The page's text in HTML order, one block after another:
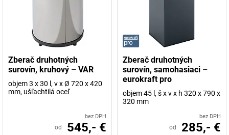
Zberač druhotných
surovín, kruhový – VAR
objem 3 x 30 l, v x Ø 720 x 420
mm, ušľachtilá oceľ
bez DPH
od 545,- €
Zberač druhotných
surovín, samohasiaci –
eurokraft pro
objem 45 l, š x v x h 320 x 790 x
320 mm
bez DPH
od 285,- €